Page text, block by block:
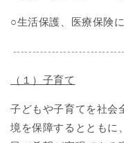
○生活保護、医療保険
（１）子育て
子どもや子育てを社会
境を保障するとともに